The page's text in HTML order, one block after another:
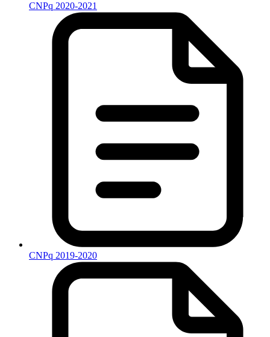
CNPq 2020-2021
CNPq 2019-2020